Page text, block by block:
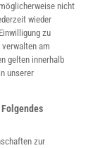
nicht
wieder
zu
am
gelten innerhalb
unserer
zur